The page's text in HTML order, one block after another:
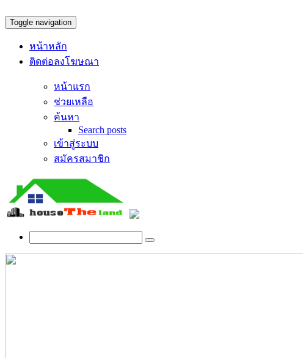
Toggle navigation
หน้าหลัก
ติดต่อลงโฆษณา
หน้าแรก
ช่วยเหลือ
ค้นหา
Search posts
เข้าสู่ระบบ
สมัครสมาชิก